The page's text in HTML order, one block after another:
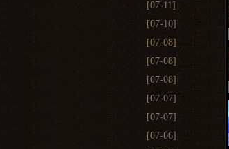
[07-11]
[07-10]
[07-08]
[07-08]
[07-08]
[07-07]
[07-07]
[07-06]